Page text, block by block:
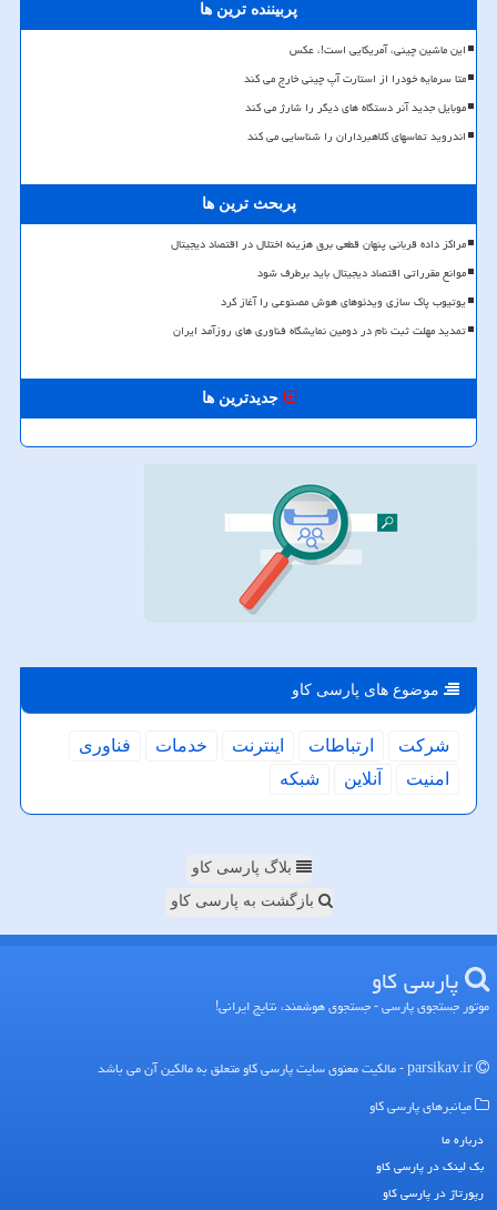
پربیننده ترین ها
این ماشین چینی، آمریکایی است!، عکس
متا سرمایه خودرا از استارت آپ چینی خارج می کند
موبایل جدید آنر دستگاه های دیگر را شارژ می کند
اندروید تماسهای کلاهبرداران را شناسایی می کند
پربحث ترین ها
مراکز داده قربانی پنهان قطعی برق هزینه اختلال در اقتصاد دیجیتال
موانع مقرراتی اقتصاد دیجیتال باید برطرف شود
یوتیوب پاک سازی ویدئوهای هوش مصنوعی را آغاز کرد
تمدید مهلت ثبت نام در دومین نمایشگاه فناوری های روزآمد ایران
جدیدترین ها
موضوع های پارسی كاو
شركت ارتباطات اینترنت خدمات
فناوری
امنیت
آنلاین شبكه
بلاگ پارسی کاو
بازگشت به پارسی کاو
پارسی كاو
موتور جستجوی پارسی - جستجوی هوشمند، نتایج ایرانی!
میانبرهای پارسی كاو
درباره ما
بک لینک در پارسی كاو
رپورتاژ در پارسی كاو